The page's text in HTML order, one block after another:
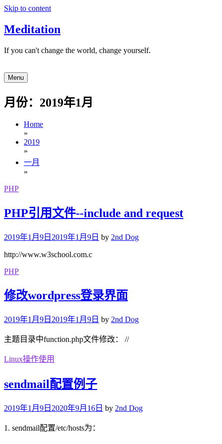
Skip to content
Meditation
If you can't change the world, change yourself.
Menu
月份：2019年1月
Home
»
2019
»
一月
»
PHP
PHP引用文件--include and request
2019年1月9日 2019年1月9日 by 2nd Dog
http://www.w3school.com.c
PHP
修改wordpress登录界面
2019年1月9日 2019年1月9日 by 2nd Dog
主题目录中function.php文件修改： //
Linux操作使用
sendmail配置例子
2019年1月9日 2020年9月16日 by 2nd Dog
1. sendmail配置/etc/hosts为：